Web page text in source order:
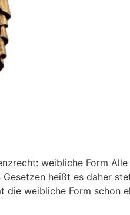
weibliche Form
heißt es daher
weibliche Form schon